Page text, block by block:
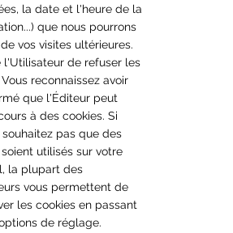
la date et l'heure de la
que nous pourrons
vos visites ultérieures.
l'Utilisateur de refuser les
reconnaissez avoir
que l'Éditeur peut
à des cookies. Si
souhaitez pas que des
utilisés sur votre
la plupart des
vous permettent de
les cookies en passant
de réglage.